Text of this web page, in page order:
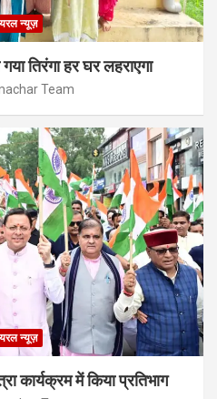
न्यूज़
तिरंगा हर घर लहराएगा
Team
न्यूज़
कार्यक्रम में किया प्रतिभाग